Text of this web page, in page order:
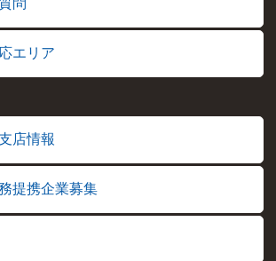
問
エリア
店情報
提携企業募集